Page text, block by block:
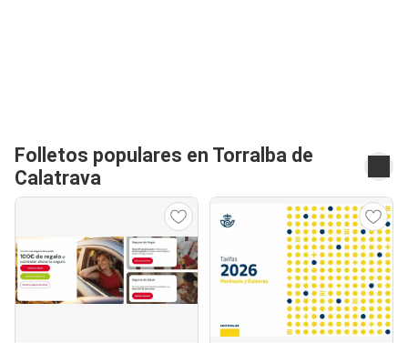
Folletos populares en Torralba de
Calatrava